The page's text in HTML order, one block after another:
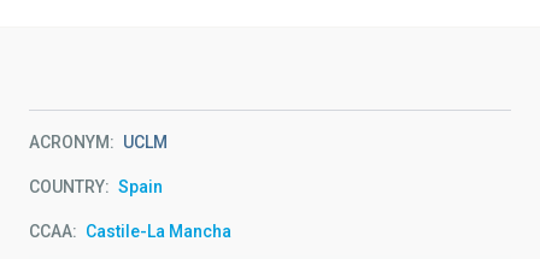
ACRONYM UCLM
COUNTRY Spain
CCAA Castile-La Mancha